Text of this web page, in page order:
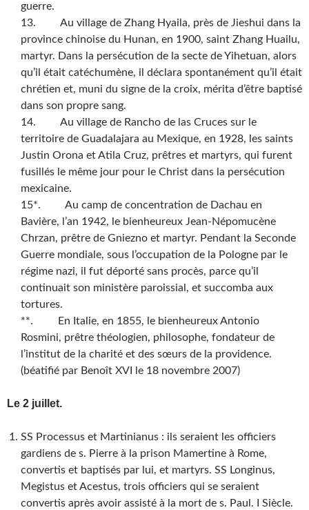
guerre.
13. Au village de Zhang Hyaila, près de Jieshui dans la
province chinoise du Hunan, en 1900, saint Zhang Huailu,
martyr. Dans la persécution de la secte de Yihetuan, alors
qu’il était catéchumène, il déclara spontanément qu’il était
chrétien et, muni du signe de la croix, mérita d’être baptisé
dans son propre sang.
14. Au village de Rancho de las Cruces sur le
territoire de Guadalajara au Mexique, en 1928, les saints
Justin Orona et Atila Cruz, prêtres et martyrs, qui furent
fusillés le même jour pour le Christ dans la persécution
mexicaine.
15*. Au camp de concentration de Dachau en
Bavière, l’an 1942, le bienheureux Jean-Népomucène
Chrzan, prêtre de Gniezno et martyr. Pendant la Seconde
Guerre mondiale, sous l’occupation de la Pologne par le
régime nazi, il fut déporté sans procès, parce qu’il
continuait son ministère paroissial, et succomba aux
tortures.
**. En Italie, en 1855, le bienheureux Antonio
Rosmini, prêtre théologien, philosophe, fondateur de
l’institut de la charité et des sœurs de la providence.
(béatifié par Benoît XVI le 18 novembre 2007)
Le 2 juillet.
SS Processus et Martinianus : ils seraient les officiers
gardiens de s. Pierre à la prison Mamertine à Rome,
convertis et baptisés par lui, et martyrs. SS Longinus,
Megistus et Acestus, trois officiers qui se seraient
convertis après avoir assisté à la mort de s. Paul. I Siècle.